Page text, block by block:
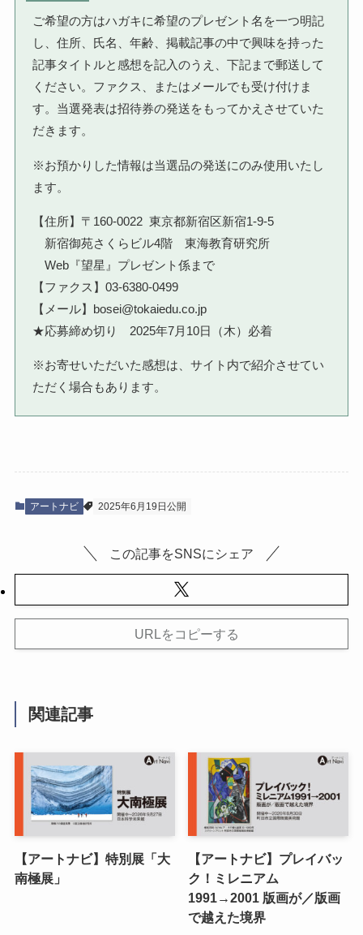
ご希望の方はハガキに希望のプレゼント名を一つ明記
し、住所、氏名、年齢、掲載記事の中で興味を持った
記事タイトルと感想を記入のうえ、下記まで郵送して
ください。ファクス、またはメールでも受け付けま
す。当選発表は招待券の発送をもってかえさせていた
だきます。
※お預かりした情報は当選品の発送にのみ使用いたし
ます。
【住所】〒160-0022 東京都新宿区新宿1-9-5
新宿御苑さくらビル4階 東海教育研究所
Web『望星』プレゼント係まで
【ファクス】03-6380-0499
【メール】bosei@tokaiedu.co.jp
★応募締め切り 2025年7月10日（木）必着
※お寄せいただいた感想は、サイト内で紹介させてい
ただく場合もあります。
アートナビ 2025年6月19日公開
この記事をSNSにシェア
URLをコピーする
関連記事
【アートナビ】特別展「大
南極展」
【アートナビ】プレイバッ
ク！ミレニアム
1991→2001 版画が／版画
で越えた境界